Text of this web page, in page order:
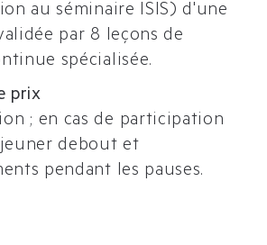
au séminaire ISIS) d'une
par 8 leçons de
spécialisée.
prix
; en cas de participation
debout et
pendant les pauses.